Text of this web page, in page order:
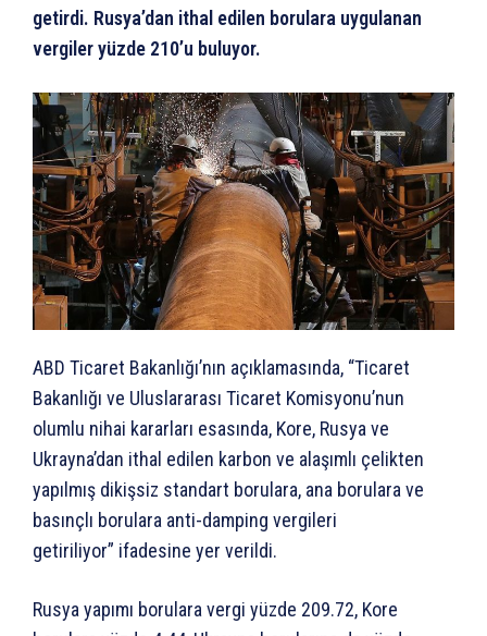
getirdi. Rusya’dan ithal edilen borulara uygulanan
vergiler yüzde 210’u buluyor.
ABD Ticaret Bakanlığı’nın açıklamasında, “Ticaret
Bakanlığı ve Uluslararası Ticaret Komisyonu’nun
olumlu nihai kararları esasında, Kore, Rusya ve
Ukrayna’dan ithal edilen karbon ve alaşımlı çelikten
yapılmış dikişsiz standart borulara, ana borulara ve
basınçlı borulara anti-damping vergileri
getiriliyor” ifadesine yer verildi.
Rusya yapımı borulara vergi yüzde 209.72, Kore